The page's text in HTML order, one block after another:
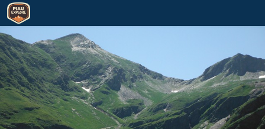
RANDO - Sentier du Port Vieux